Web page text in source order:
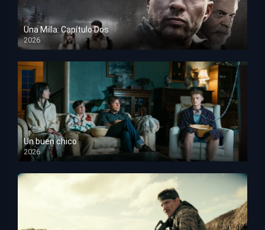
Una Milla: Capítulo Dos
2026
HD 1080p
Un buen chico
2026
HD 1080p